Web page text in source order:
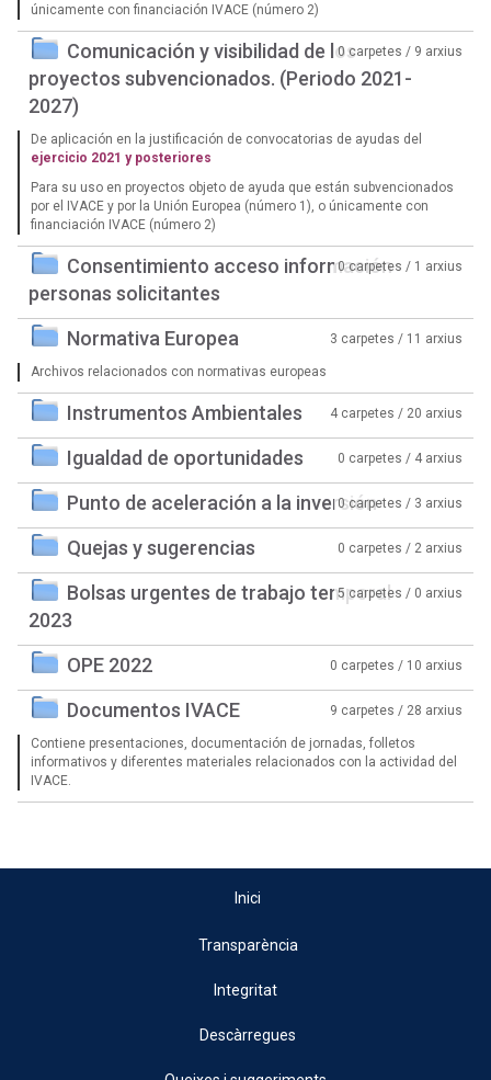
únicamente con financiación IVACE (número 2)
Comunicación y visibilidad de los
proyectos subvencionados. (Periodo 2021-
2027)
0 carpetes / 9 arxius
De aplicación en la justificación de convocatorias de ayudas del
ejercicio 2021 y posteriores
Para su uso en proyectos objeto de ayuda que están subvencionados
por el IVACE y por la Unión Europea (número 1), o únicamente con
financiación IVACE (número 2)
Consentimiento acceso información
personas solicitantes
0 carpetes / 1 arxius
Normativa Europea 3 carpetes / 11 arxius
Archivos relacionados con normativas europeas
Instrumentos Ambientales 4 carpetes / 20 arxius
Igualdad de oportunidades 0 carpetes / 4 arxius
Punto de aceleración a la inversión0 carpetes / 3 arxius
Quejas y sugerencias 0 carpetes / 2 arxius
Bolsas urgentes de trabajo temporal
2023
5 carpetes / 0 arxius
OPE 2022 0 carpetes / 10 arxius
Documentos IVACE 9 carpetes / 28 arxius
Contiene presentaciones, documentación de jornadas, folletos
informativos y diferentes materiales relacionados con la actividad del
IVACE.
Inici
Transparència
Integritat
Descàrregues